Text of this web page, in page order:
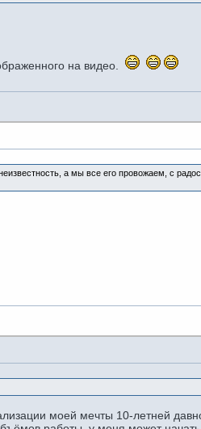
на видео.
а мы все его провожаем, с
моей мечты 10-летней